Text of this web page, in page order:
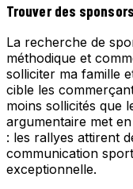
Trouver des
La recherche de
méthodique et
solliciter ma famille
cible les
moins sollicités que
argumentaire met
: les rallyes attirent
communication
exceptionnelle.